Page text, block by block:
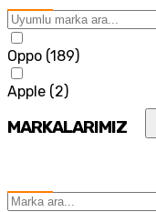
Oppo (189)
Apple (2)
MARKALARIMIZ